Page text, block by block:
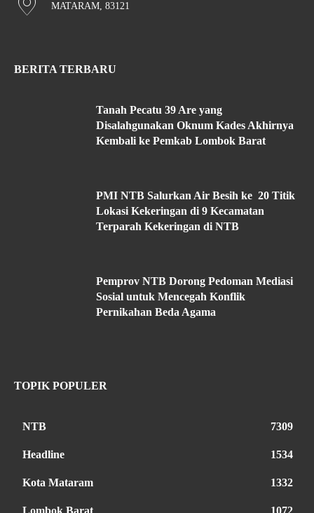
MATARAM, 83121
BERITA TERBARU
Tanah Pecatu 39 Are yang
Disalahgunakan Oknum Kades Akhirnya
Kembali ke Pemkab Lombok Barat
PMI NTB Salurkan Air Besih ke 20 Titik
Lokasi Kekeringan di 9 Kecamatan
Terparah Kekeringan di NTB
Pemprov NTB Dorong Pedoman Mediasi
Sosial untuk Mencegah Konflik
Pernikahan Beda Agama
TOPIK POPULER
NTB 7309
Headline 1534
Kota Mataram 1332
Lombok Barat 1072